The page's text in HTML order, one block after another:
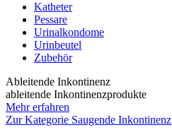
Katheter
Pessare
Urinalkondome
Urinbeutel
Zubehör
Ableitende Inkontinenz
ableitende Inkontinenzprodukte
Mehr erfahren
Zur Kategorie Saugende Inkontinenz